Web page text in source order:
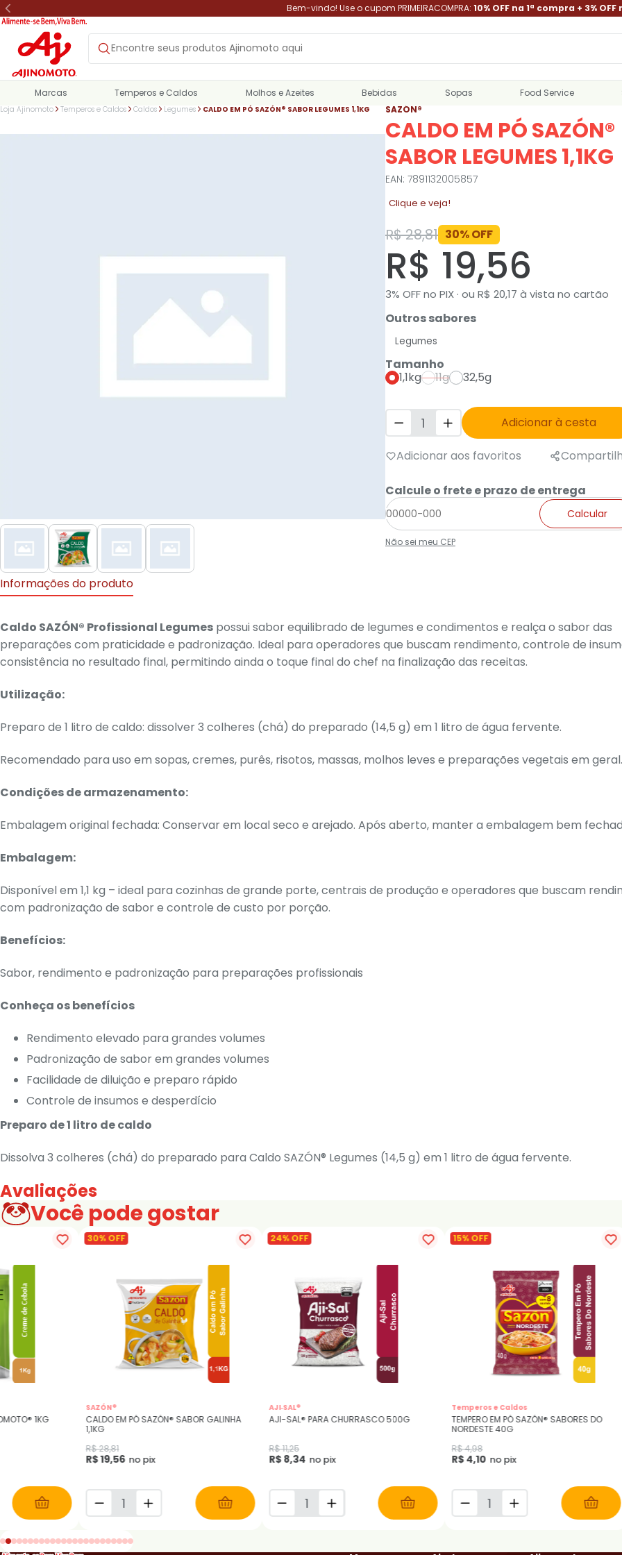
Bem-vindo! Use o cupom PRIMEIRACOMPRA: 10% OFF na 1ª compra + 3% OFF
Marcas Temperos e Caldos Molhos e Azeites Bebidas Sopas Food Service
Loja Ajinomoto Temperos e Caldos Caldos Legumes CALDO EM PÓ SAZÓN® SABOR LEGUMES 1,1KG SAZÓN®
CALDO EM PÓ SAZÓN®
SABOR LEGUMES 1,1KG
EAN: 7891132005857
Clique e veja!
R$ 28,81 30% OFF
R$ 19,56
3% OFF no PIX · ou R$ 20,17 à vista no cartão
Outros sabores
Tamanho
1,1kg
11g 32,5g
Adicionar à cesta
Adicionar aos favoritos
Calcule o frete e prazo de entrega
Calcular
Não sei meu CEP
Informações do produto
Caldo SAZÓN® Profissional Legumes possui sabor equilibrado de legumes e condimentos e realça o sabor das
preparações com praticidade e padronização. Ideal para operadores que buscam rendimento, controle de
consistência no resultado final, permitindo ainda o toque final do chef na finalização das receitas.
Utilização:
Preparo de 1 litro de caldo: dissolver 3 colheres (chá) do preparado (14,5 g) em 1 litro de água fervente.
Recomendado para uso em sopas, cremes, purês, risotos, massas, molhos leves e preparações vegetais em geral.
Condições de armazenamento:
Embalagem original fechada: Conservar em local seco e arejado. Após aberto, manter a embalagem bem
Embalagem:
Disponível em 1,1 kg – ideal para cozinhas de grande porte, centrais de produção e operadores que buscam
com padronização de sabor e controle de custo por porção.
Benefícios:
Sabor, rendimento e padronização para preparações profissionais
Conheça os benefícios
Rendimento elevado para grandes volumes
Padronização de sabor em grandes volumes
Facilidade de diluição e preparo rápido
Controle de insumos e desperdício
Preparo de 1 litro de caldo
Dissolva 3 colheres (chá) do preparado para Caldo SAZÓN® Legumes (14,5 g) em 1 litro de água fervente.
Avaliações
Você pode gostar
1KG
30% OFF
SAZÓN®
CALDO EM PÓ SAZÓN® SABOR GALINHA
1,1KG
R$ 28,81
R$ 19,56 no pix
24% OFF
AJI‑SAL®
AJI-SAL® PARA CHURRASCO 500G
R$ 11,25
R$ 8,34 no pix
15% OFF
Temperos e Caldos
TEMPERO EM PÓ SAZÓN® SABORES DO
NORDESTE 40G
R$ 4,98
R$ 4,10 no pix